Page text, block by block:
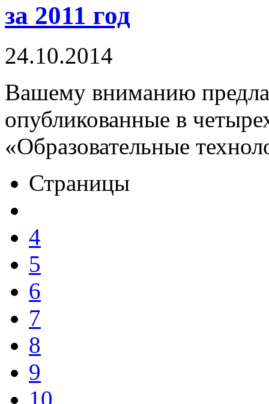
за 2011 год
24.10.2014
Вашему вниманию
опубликованные в
«Образовательные
Страницы
4
5
6
7
8
9
10